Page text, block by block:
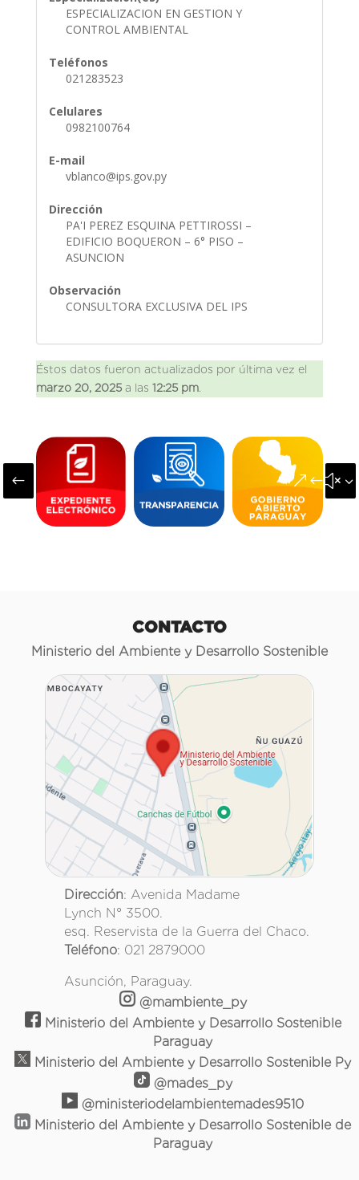
ESPECIALIZACION EN GESTION Y
CONTROL AMBIENTAL
Teléfonos
021283523
Celulares
0982100764
E-mail
vblanco@ips.gov.py
Dirección
PA'I PEREZ ESQUINA PETTIROSSI –
EDIFICIO BOQUERON – 6° PISO –
ASUNCION
Observación
CONSULTORA EXCLUSIVA DEL IPS
Éstos datos fueron actualizados por última vez el
marzo 20, 2025a las 12:25 pm.
#
CONTACTO
Ministerio del Ambiente y Desarrollo Sostenible
Dirección: Avenida Madame
Lynch N° 3500.
esq. Reservista de la Guerra del Chaco.
Teléfono: 021 2879000
Asunción, Paraguay.
@mambiente_py
Ministerio del Ambiente y Desarrollo Sostenible
Paraguay
Ministerio del Ambiente y Desarrollo Sostenible Py
@mades_py
@ministeriodelambientemades9510
Ministerio del Ambiente y Desarrollo Sostenible de
Paraguay